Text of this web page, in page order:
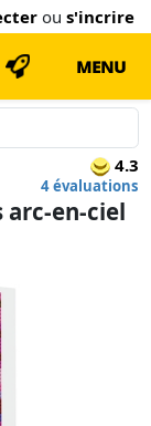
ou s'incrire
MENU
4.3
4 évaluations
arc-en-ciel